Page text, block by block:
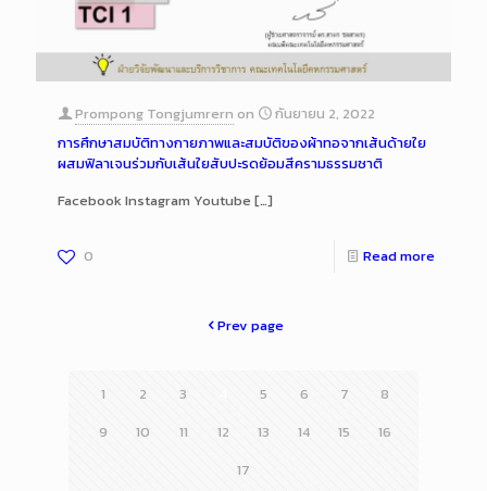
Prompong Tongjumrern on
กันยายน 2, 2022
การศึกษาสมบัติทางกายภาพและสมบัติของผ้าทอจากเส้นด้ายใย
ผสมฟิลาเจนร่วมกับเส้นใยสับปะรดย้อมสีครามธรรมชาติ
Facebook Instagram Youtube […]
0 Read more
Prev page
1 2 3 5 6 7
8
9
10 11 12 13 14 15
16
17